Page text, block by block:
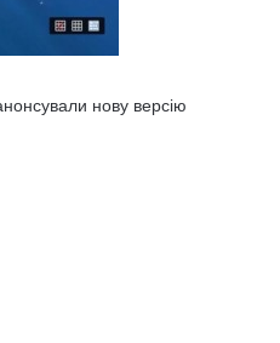
нову версію